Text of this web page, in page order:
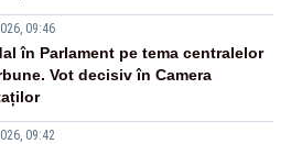
09:46
în Parlament pe tema centralelor
Vot decisiv în Camera
09:42